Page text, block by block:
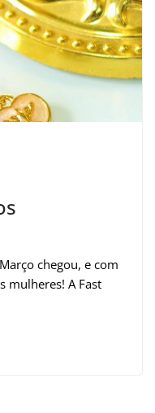
chegou, e com
mulheres! A Fast